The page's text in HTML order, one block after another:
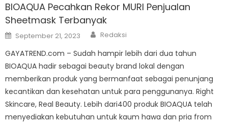
BIOAQUA Pecahkan Rekor MURI Penjualan
Sheetmask Terbanyak
Posted
on
September 21, 2023 Author
Redaksi
GAYATREND.com – Sudah hampir lebih dari dua tahun
BIOAQUA hadir sebagai beauty brand lokal dengan
memberikan produk yang bermanfaat sebagai penunjang
kecantikan dan kesehatan untuk para penggunanya. Right
Skincare, Real Beauty. Lebih dari400 produk BIOAQUA telah
menyediakan kebutuhan untuk kaum hawa dan pria from